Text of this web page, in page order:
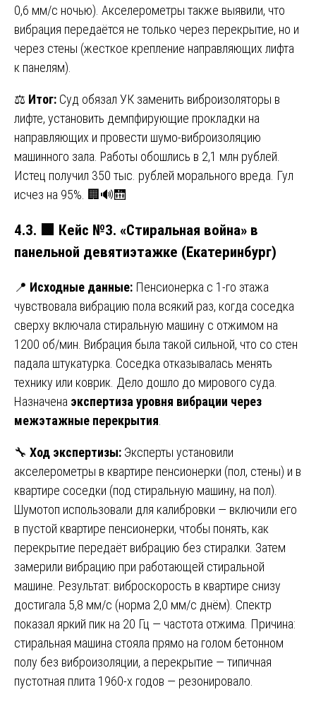
0,6 мм/с ночью). Акселерометры также выявили, что
вибрация передаётся не только через перекрытие, но и
через стены (жесткое крепление направляющих лифта
к панелям).
⚖️ Итог: Суд обязал УК заменить виброизоляторы в
лифте, установить демпфирующие прокладки на
направляющих и провести шумо-виброизоляцию
машинного зала. Работы обошлись в 2,1 млн рублей.
Истец получил 350 тыс. рублей морального вреда. Гул
исчез на 95%. 🏢🔊🛗
4.3. 🟩 Кейс №3. «Стиральная война» в
панельной девятиэтажке (Екатеринбург)
📍 Исходные данные: Пенсионерка с 1-го этажа
чувствовала вибрацию пола всякий раз, когда соседка
сверху включала стиральную машину с отжимом на
1200 об/мин. Вибрация была такой сильной, что со стен
падала штукатурка. Соседка отказывалась менять
технику или коврик. Дело дошло до мирового суда.
Назначена экспертиза уровня вибрации через
межэтажные перекрытия.
🔧 Ход экспертизы: Эксперты установили
акселерометры в квартире пенсионерки (пол, стены) и в
квартире соседки (под стиральную машину, на пол).
Шумотоп использовали для калибровки — включили его
в пустой квартире пенсионерки, чтобы понять, как
перекрытие передаёт вибрацию без стиралки. Затем
замерили вибрацию при работающей стиральной
машине. Результат: виброскорость в квартире снизу
достигала 5,8 мм/с (норма 2,0 мм/с днём). Спектр
показал яркий пик на 20 Гц — частота отжима. Причина:
стиральная машина стояла прямо на голом бетонном
полу без виброизоляции, а перекрытие — типичная
пустотная плита 1960-х годов — резонировало.